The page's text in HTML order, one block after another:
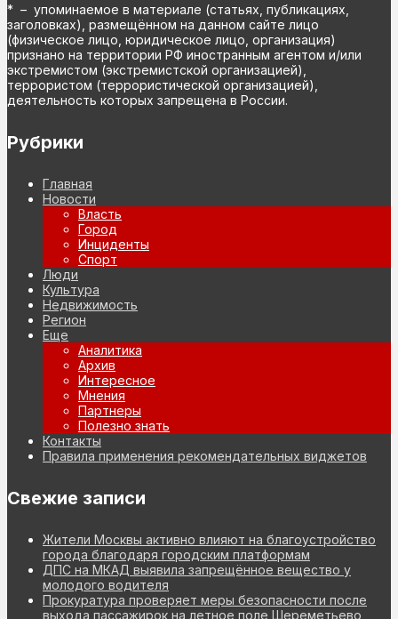
* – упоминаемое в материале (статьях, публикациях,
заголовках), размещённом на данном сайте лицо
(физическое лицо, юридическое лицо, организация)
признано на территории РФ иностранным агентом и/или
экстремистом (экстремистской организацией),
террористом (террористической организацией),
деятельность которых запрещена в России.
Рубрики
Главная
Новости
Власть
Город
Инциденты
Спорт
Люди
Культура
Недвижимость
Регион
Еще
Аналитика
Архив
Интересное
Мнения
Партнеры
Полезно знать
Контакты
Правила применения рекомендательных виджетов
Свежие записи
Жители Москвы активно влияют на благоустройство
города благодаря городским платформам
ДПС на МКАД выявила запрещённое вещество у
молодого водителя
Прокуратура проверяет меры безопасности после
выхода пассажирок на летное поле Шереметьево